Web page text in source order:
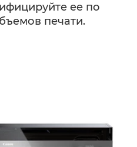
ее по
печати.